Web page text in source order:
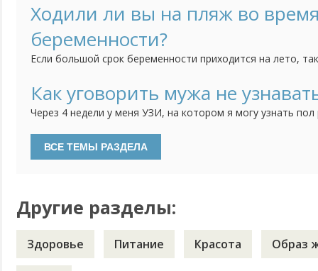
особо полезны уже на практике? Привлекали к курсам
психологические курсы и как у вас проходили тренинги?
Ходили ли вы на пляж во
беременности?
Если большой срок беременности приходится на лето,
или галечкой. Понимаешь, что на следующий год с
сделать это будет еще сложнее. А вы посещали
сроке...
Как уговорить мужа не
Через 4 недели у меня УЗИ, на котором я могу узнать
бабушек. Если я просто не скажу, то он обидется. По
совмесной. Так может кто-то знает, как уговорить мужа
Другие разделы:
Здоровье Питание Красота Образ